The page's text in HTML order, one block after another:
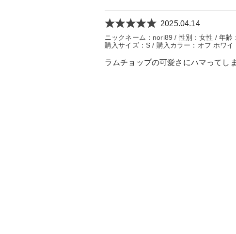
2025.04.14
ニックネーム：nori89 / 性別：女性 / 年齢
購入サイズ：S / 購入カラー：オフ ホワ
ラムチョップの可愛さにハマってし